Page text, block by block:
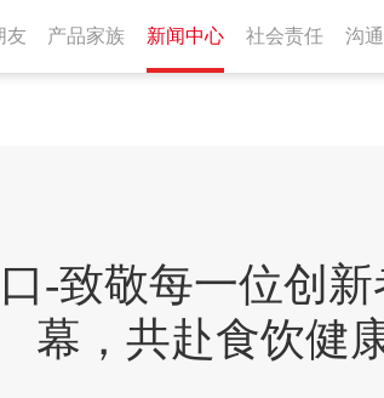
友 产品家族 新闻中心 社会责任 沟
-致敬每一位创
幕，共赴食饮健